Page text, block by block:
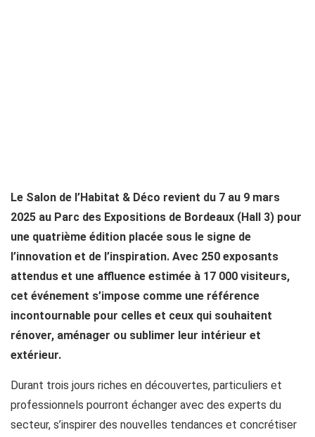
Le Salon de l’Habitat & Déco revient du 7 au 9 mars
2025 au Parc des Expositions de Bordeaux (Hall 3) pour
une quatrième édition placée sous le signe de
l’innovation et de l’inspiration. Avec 250 exposants
attendus et une affluence estimée à 17 000 visiteurs,
cet événement s’impose comme une référence
incontournable pour celles et ceux qui souhaitent
rénover, aménager ou sublimer leur intérieur et
extérieur.
Durant trois jours riches en découvertes, particuliers et
professionnels pourront échanger avec des experts du
secteur, s’inspirer des nouvelles tendances et concrétiser